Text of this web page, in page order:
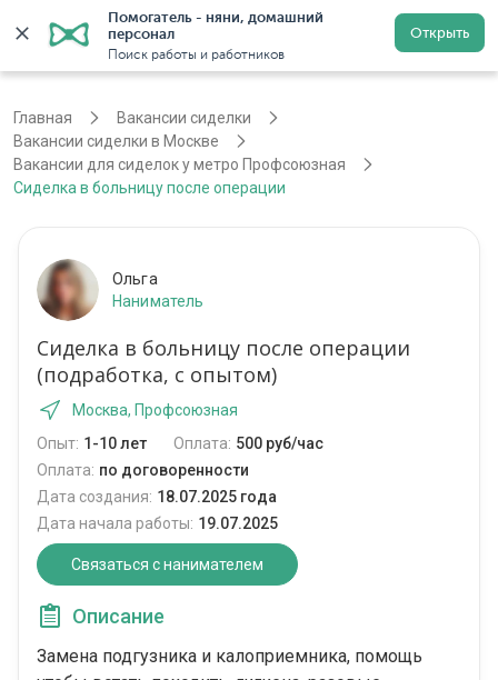
Помогатель - няни, домашний
персонал
Поиск работы и работников
Открыть
Регистрация
Главная
Вакансии сиделки
Вакансии сиделки в Москве
Вакансии для сиделок у метро Профсоюзная
Сиделка в больницу после операции
Ольга
Наниматель
Сиделка в больницу после операции
(подработка, с опытом)
Москва, Профсоюзная
Опыт: 1-10 лет Оплата: 500 руб/час
Оплата: по договоренности
Дата создания: 18.07.2025 года
Дата начала работы: 19.07.2025
Связаться с нанимателем
Описание
Замена подгузника и калоприемника, помощь